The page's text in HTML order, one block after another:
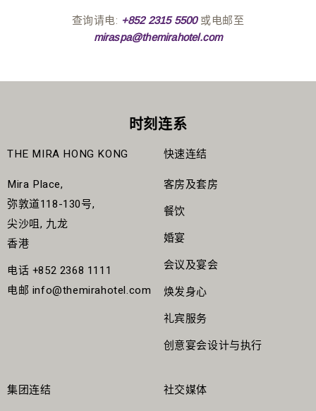
查询请电: +852 2315 5500或电邮至
miraspa@themirahotel.com
时刻连系
THE MIRA HONG KONG
Mira Place,
弥敦道118-130号,
尖沙咀, 九龙
香港
电话 +852 2368 1111
电邮 info@themirahotel.com
集团连结
快速连结
客房及套房
餐饮
婚宴
会议及宴会
焕发身心
礼宾服务
创意宴会设计与执行
社交媒体